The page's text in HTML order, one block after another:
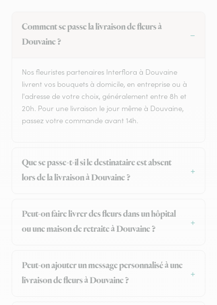
Comment se passe la livraison de fleurs à
Douvaine ?
Nos fleuristes partenaires Interflora à Douvaine
livrent vos bouquets à domicile, en entreprise ou à
l'adresse de votre choix, généralement entre 8h et
20h. Pour une livraison le jour même à Douvaine,
passez votre commande avant 14h.
Que se passe-t-il si le destinataire est absent
lors de la livraison à Douvaine ?
Peut-on faire livrer des fleurs dans un hôpital
ou une maison de retraite à Douvaine ?
Peut-on ajouter un message personnalisé à une
livraison de fleurs à Douvaine ?